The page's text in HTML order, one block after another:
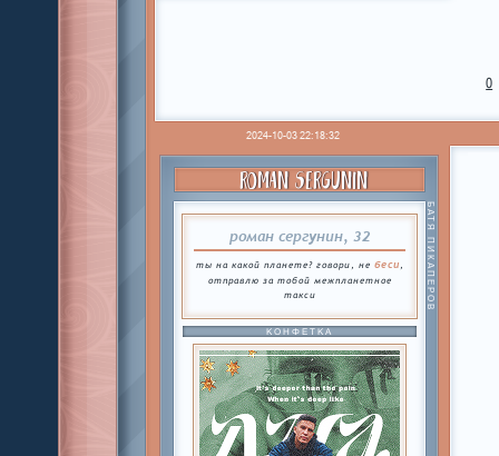
0
2024-10-03 22:18:32
ROMAN SERGUNIN
роман сергунин, 32
ты на какой планете? говори, не беси,
отправлю за тобой межпланетное
такси
БАТЯ ПИКАПЕРОВ
КОНФЕТКА